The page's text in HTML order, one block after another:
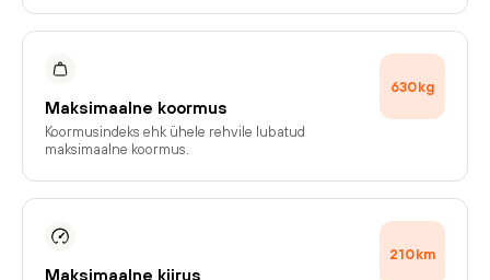
Maksimaalne koormus
Koormusindeks ehk ühele rehvile lubatud
maksimaalne koormus.
630kg
Maksimaalne kiirus
210km